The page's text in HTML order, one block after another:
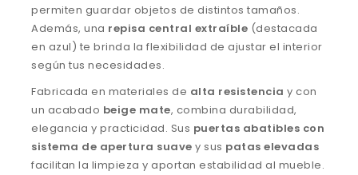
permiten guardar objetos de distintos tamaños.
Además, una repisa central extraíble (destacada
en azul) te brinda la flexibilidad de ajustar el interior
según tus necesidades.
Fabricada en materiales de alta resistencia y con
un acabado beige mate, combina durabilidad,
elegancia y practicidad. Sus puertas abatibles con
sistema de apertura suave y sus patas elevadas
facilitan la limpieza y aportan estabilidad al mueble.